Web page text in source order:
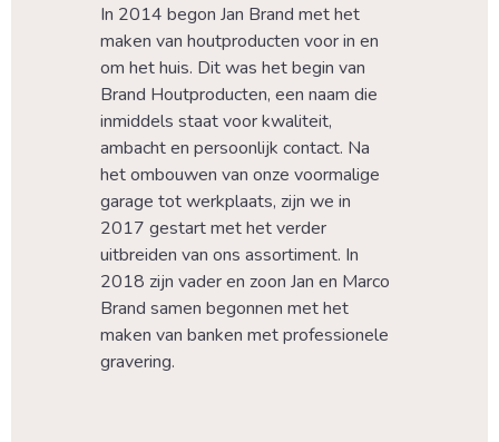
In 2014 begon Jan Brand met het
maken van houtproducten voor in en
om het huis. Dit was het begin van
Brand Houtproducten, een naam die
inmiddels staat voor kwaliteit,
ambacht en persoonlijk contact. Na
het ombouwen van onze voormalige
garage tot werkplaats, zijn we in
2017 gestart met het verder
uitbreiden van ons assortiment. In
2018 zijn vader en zoon Jan en Marco
Brand samen begonnen met het
maken van banken met professionele
gravering.